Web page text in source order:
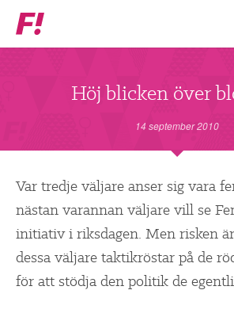
Feministiskt
initiativ
ENGAGERA DIG I F!
ENAD RÖST
Höj blicken över
14 september 2010
Var tredje väljare anser sig vara
nästan varannan väljare vill se
initiativ i riksdagen. Men risken
dessa väljare taktikröstar på de
för att stödja den politik de